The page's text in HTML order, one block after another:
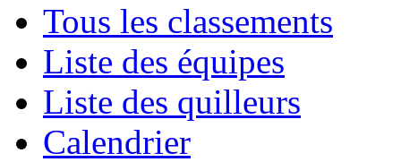
Tous les classements
Liste des équipes
Liste des quilleurs
Calendrier